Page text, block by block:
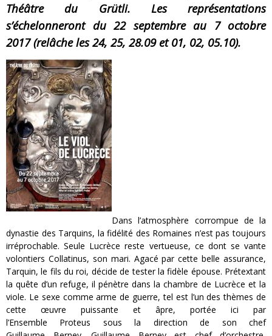
Yoshi and the mysterious book
Théâtre du Grütli. Les représentations
s’échelonneront du 22 septembre au 7 octobre
2017 (relâche les 24, 25, 28.09 et 01, 02, 05.10).
Dans l’atmosphère corrompue de la
dynastie des Tarquins, la fidélité des Romaines n’est pas toujours
irréprochable. Seule Lucrèce reste vertueuse, ce dont se vante
volontiers Collatinus, son mari. Agacé par cette belle assurance,
Tarquin, le fils du roi, décide de tester la fidèle épouse. Prétextant
la quête d’un refuge, il pénètre dans la chambre de Lucrèce et la
viole. Le sexe comme arme de guerre, tel est l’un des thèmes de
cette œuvre puissante et âpre, portée ici par
l’Ensemble Proteus sous la direction de son chef